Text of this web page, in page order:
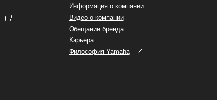
Информация о компании
Видео о компании
Обещание бренда
Карьера
Философия Yamaha